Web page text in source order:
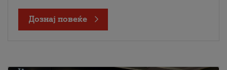
Дознај повеќе